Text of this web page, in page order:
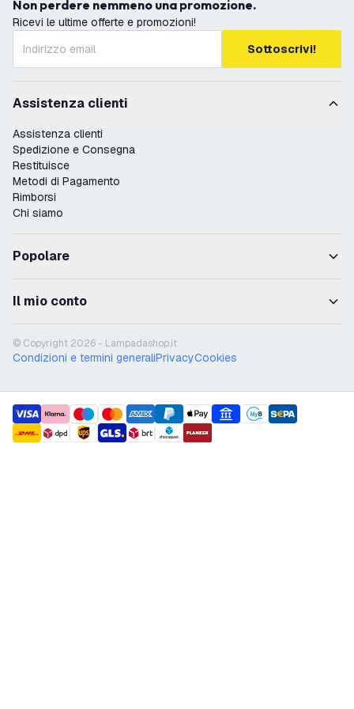
Non perdere nemmeno una promozione.
Ricevi le ultime offerte e promozioni!
Sottoscrivi!
Assistenza clienti
Assistenza clienti
Spedizione e Consegna
Restituisce
Metodi di Pagamento
Rimborsi
Chi siamo
Popolare
Il mio conto
© Copyright 2026 - Lampadashop.it
Condizioni e termini generaliPrivacyCookies
payment methods
shipment methods